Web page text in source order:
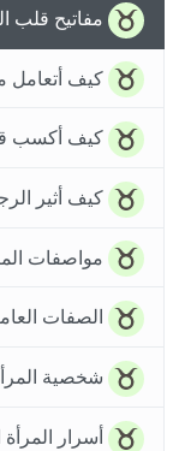
مفاتيح قلب
كيف أتعامل
كيف أكسب
كيف أثير
مواصفات
الصفات
شخصية
أسرار المرأة